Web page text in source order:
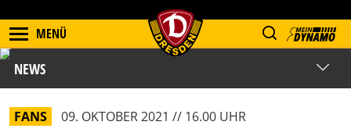
MENÜ
NEWS
FANS 09. OKTOBER 2021 // 16.00 UHR